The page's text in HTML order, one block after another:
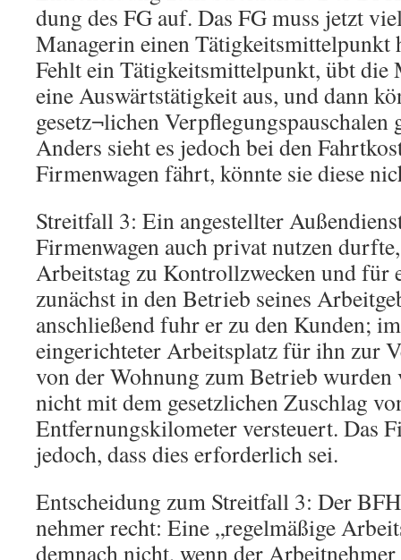
dung des FG auf. Das FG muss jetzt
Managerin einen Tätigkeitsmittelpunkt
Fehlt ein Tätigkeitsmittelpunkt, übt die
eine Auswärtstätigkeit aus, und dann
gesetz¬lichen Verpflegungspauschalen
Anders sieht es jedoch bei den
Firmenwagen fährt, könnte sie diese
Streitfall 3: Ein angestellter
Firmenwagen auch privat nutzen
Arbeitstag zu Kontrollzwecken und für
zunächst in den Betrieb seines
anschließend fuhr er zu den Kunden;
eingerichteter Arbeitsplatz für ihn zur
von der Wohnung zum Betrieb
nicht mit dem gesetzlichen Zuschlag
Entfernungskilometer versteuert. Das
jedoch, dass dies erforderlich sei.
Entscheidung zum Streitfall 3: Der
nehmer recht: Eine „regelmäßige
demnach nicht, wenn der